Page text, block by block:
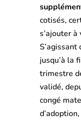
cotisés,
s’ajouter à
jusqu’à la
trimestre
validé,
congé